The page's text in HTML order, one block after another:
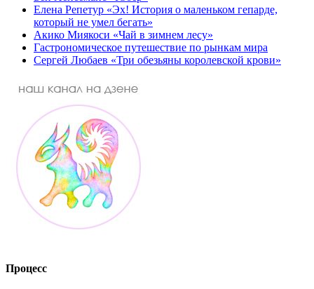
Елена Репетур «Эх! История о маленьком гепарде,
который не умел бегать»
Акико Миякоси «Чай в зимнем лесу»
Гастрономическое путешествие по рынкам мира
Сергей Любаев «Три обезьяны королевской крови»
Процесс